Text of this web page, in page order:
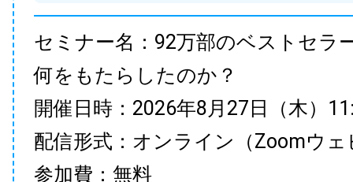
セミナー名：92万部のベストセラ
何をもたらしたのか？
開催日時：2026年8月27日（木）
配信形式：オンライン（Zoomウェ
参加費：無料